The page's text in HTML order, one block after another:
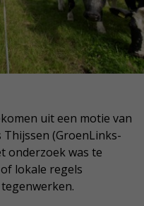
uit een motie van
(GroenLinks-
onderzoek was te
lokale regels